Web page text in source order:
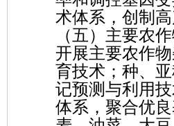
术体系，创制
（五）主要农
开展主要农作
育技术；种、
记预测与利用
体系，聚合优